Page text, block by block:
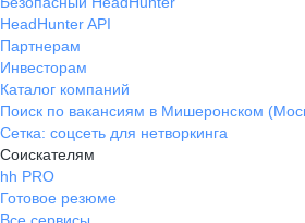
HeadHunter API
Партнерам
Инвесторам
Каталог компаний
Поиск по вакансиям в Мишеронском
Сетка: соцсеть для нетворкинга
Соискателям
hh PRO
Готовое резюме